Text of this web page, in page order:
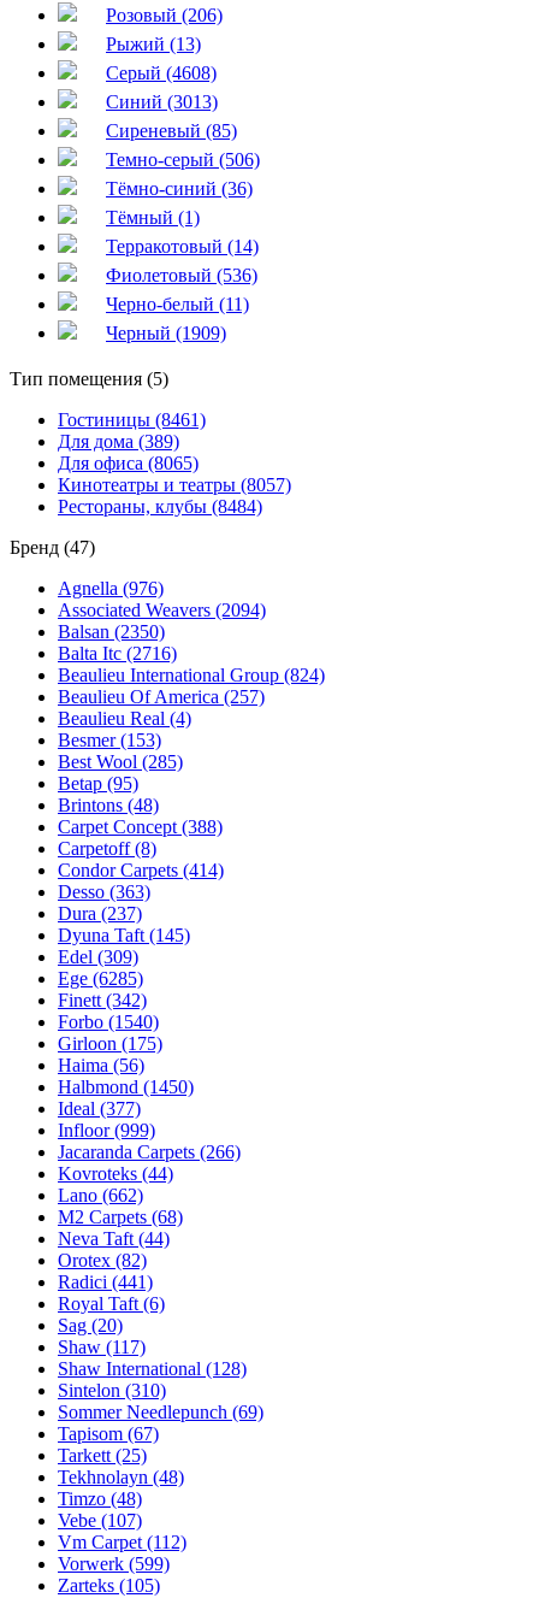
Розовый (206)
Рыжий (13)
Серый (4608)
Синий (3013)
Сиреневый (85)
Темно-серый (506)
Тёмно-синий (36)
Тёмный (1)
Терракотовый (14)
Фиолетовый (536)
Черно-белый (11)
Черный (1909)
Тип помещения (5)
Гостиницы (8461)
Для дома (389)
Для офиса (8065)
Кинотеатры и театры (8057)
Рестораны, клубы (8484)
Бренд (47)
Agnella (976)
Associated Weavers (2094)
Balsan (2350)
Balta Itc (2716)
Beaulieu International Group (824)
Beaulieu Of America (257)
Beaulieu Real (4)
Besmer (153)
Best Wool (285)
Betap (95)
Brintons (48)
Carpet Concept (388)
Carpetoff (8)
Condor Carpets (414)
Desso (363)
Dura (237)
Dyuna Taft (145)
Edel (309)
Ege (6285)
Finett (342)
Forbo (1540)
Girloon (175)
Haima (56)
Halbmond (1450)
Ideal (377)
Infloor (999)
Jacaranda Carpets (266)
Kovroteks (44)
Lano (662)
M2 Carpets (68)
Neva Taft (44)
Orotex (82)
Radici (441)
Royal Taft (6)
Sag (20)
Shaw (117)
Shaw International (128)
Sintelon (310)
Sommer Needlepunch (69)
Tapisom (67)
Tarkett (25)
Tekhnolayn (48)
Timzo (48)
Vebe (107)
Vm Carpet (112)
Vorwerk (599)
Zarteks (105)